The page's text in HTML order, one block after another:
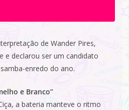
de Wander Pires,
e declarou ser um candidato
enredo do ano.
e Branco”
a bateria manteve o ritmo